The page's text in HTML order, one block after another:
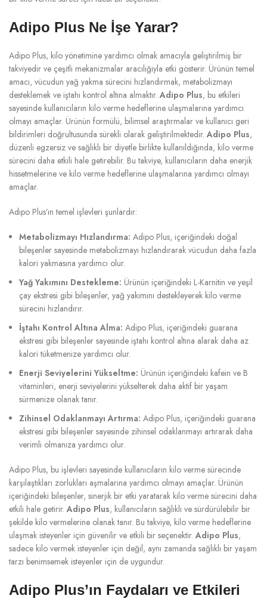
Adipo Plus Ne İşe Yarar?
Adipo Plus, kilo yönetimine yardımcı olmak amacıyla geliştirilmiş bir
takviyedir ve çeşitli mekanizmalar aracılığıyla etki gösterir. Ürünün temel
amacı, vücudun yağ yakma sürecini hızlandırmak, metabolizmayı
desteklemek ve iştahı kontrol altına almaktır.Adipo Plus, bu etkileri
sayesinde kullanıcıların kilo verme hedeflerine ulaşmalarına yardımcı
olmayı amaçlar. Ürünün formülü, bilimsel araştırmalar ve kullanıcı geri
bildirimleri doğrultusunda sürekli olarak geliştirilmektedir.Adipo Plus,
düzenli egzersiz ve sağlıklı bir diyetle birlikte kullanıldığında, kilo verme
sürecini daha etkili hale getirebilir. Bu takviye, kullanıcıların daha enerjik
hissetmelerine ve kilo verme hedeflerine ulaşmalarına yardımcı olmayı
amaçlar.
Adipo Plus’ın temel işlevleri şunlardır:
Metabolizmayı Hızlandırma: Adipo Plus, içeriğindeki doğal
bileşenler sayesinde metabolizmayı hızlandırarak vücudun daha fazla
kalori yakmasına yardımcı olur.
Yağ Yakımını Destekleme: Ürünün içeriğindeki L-Karnitin ve yeşil
çay ekstresi gibi bileşenler, yağ yakımını destekleyerek kilo verme
sürecini hızlandırır.
İştahı Kontrol Altına Alma: Adipo Plus, içeriğindeki guarana
ekstresi gibi bileşenler sayesinde iştahı kontrol altına alarak daha az
kalori tüketmenize yardımcı olur.
Enerji Seviyelerini Yükseltme: Ürünün içeriğindeki kafein ve B
vitaminleri, enerji seviyelerini yükselterek daha aktif bir yaşam
sürmenize olanak tanır.
Zihinsel Odaklanmayı Artırma: Adipo Plus, içeriğindeki guarana
ekstresi gibi bileşenler sayesinde zihinsel odaklanmayı artırarak daha
verimli olmanıza yardımcı olur.
Adipo Plus, bu işlevleri sayesinde kullanıcıların kilo verme sürecinde
karşılaştıkları zorlukları aşmalarına yardımcı olmayı amaçlar. Ürünün
içeriğindeki bileşenler, sinerjik bir etki yaratarak kilo verme sürecini daha
etkili hale getirir.Adipo Plus, kullanıcıların sağlıklı ve sürdürülebilir bir
şekilde kilo vermelerine olanak tanır. Bu takviye, kilo verme hedeflerine
ulaşmak isteyenler için güvenilir ve etkili bir seçenektir.Adipo Plus,
sadece kilo vermek isteyenler için değil, aynı zamanda sağlıklı bir yaşam
tarzı benimsemek isteyenler için de uygundur.
Adipo Plus’ın Faydaları ve Etkileri